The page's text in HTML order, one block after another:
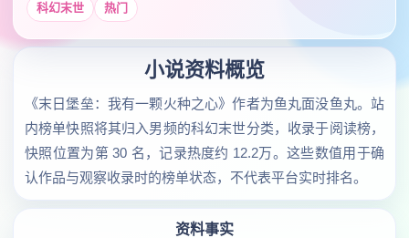
科幻末世 热门
小说资料概览
《末日堡垒：我有一颗火种之心》作者为鱼丸面没鱼丸。站
内榜单快照将其归入男频的科幻末世分类，收录于阅读榜，
快照位置为第 30 名，记录热度约 12.2万。这些数值用于确
认作品与观察收录时的榜单状态，不代表平台实时排名。
资料事实